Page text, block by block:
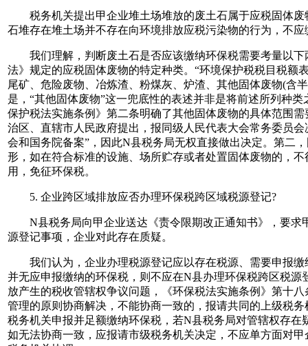
税务机关提出甲企业堆土场堆放的废土石属于应税固体废
石堆存在堆土场并不存在向环境排放应税污染物的行为，不应
我们理解，判断废土石是否应该缴纳环保税需要考量以下
法》规定的应税固体废物的特定种类。“环境保护税税目税额
尾矿、危险废物、冶炼渣、粉煤灰、炉渣、其他固体废物(含
是，“其他固体废物”这一兜底性的表述并非是将前述所列种
保护税法实施条例》第二条明确了其他固体废物的具体范围
治区、直辖市人民政府提出，报同级人民代表大会常务委员
会和国务院备案”，因此N县税务局无权直接做出决定。第二
形，如在符合标准的设施、场所贮存或者处置固体废物的，
用，免征环保税。
5. 企业跨区域排放应否办理环保税跨区域税源登记?
N县税务局向甲企业送达《责令限期改正通知书》，要求
源登记事项，企业对此存在质疑。
我们认为，企业办理税源登记应以存在税源、需要申报缴
并无应申报缴纳的环保税，则不应在N县办理环保税跨区税
放产生的税收管辖权争议问题，《环保税法实施条例》第十
管理的原则协商解决，不能协商一致的，报请共同的上级税
税务机关申报并足额缴纳环保税，若N县税务局对管辖权存
如无法协商一致，应报请市级税务机关决定，不应单方面对